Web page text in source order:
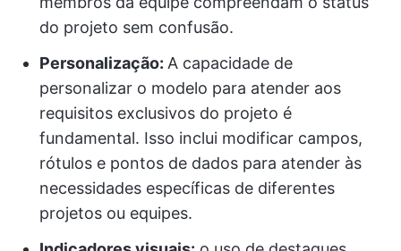
do projeto sem confusão.
Personalização: A capacidade de
personalizar o modelo para atender aos
requisitos exclusivos do projeto é
fundamental. Isso inclui modificar campos,
rótulos e pontos de dados para atender às
necessidades específicas de diferentes
projetos ou equipes.